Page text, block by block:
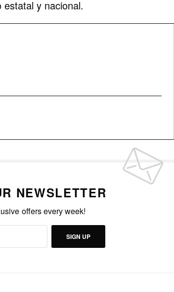
y nacional.
NEWSLETTER
offers every week!
SIGN UP